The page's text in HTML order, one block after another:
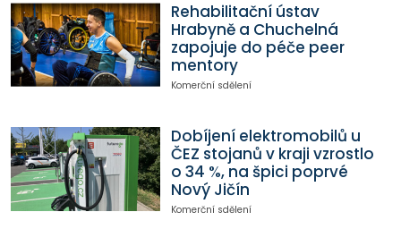
Rehabilitační ústav
Hrabyně a Chuchelná
zapojuje do péče peer
mentory
Komerční sdělení
Dobíjení elektromobilů u
ČEZ stojanů v kraji vzrostlo
o 34 %, na špici poprvé
Nový Jičín
Komerční sdělení